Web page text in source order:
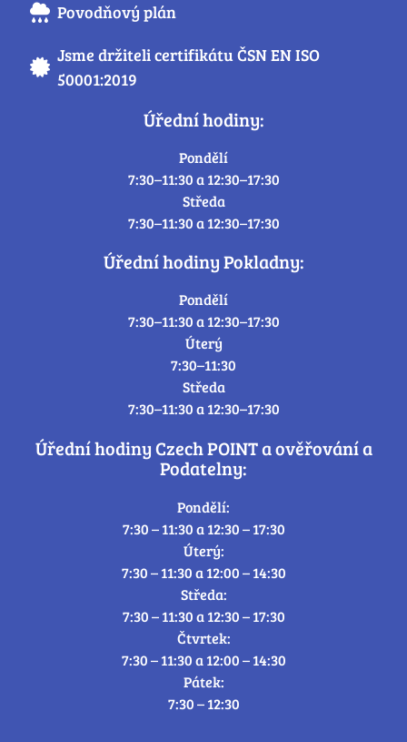
Povodňový plán
Jsme držiteli certifikátu ČSN EN ISO
50001:2019
Úřední hodiny:
Pondělí
7:30–11:30 a 12:30–17:30
Středa
7:30–11:30 a 12:30–17:30
Úřední hodiny Pokladny:
Pondělí
7:30–11:30 a 12:30–17:30
Úterý
7:30–11:30
Středa
7:30–11:30 a 12:30–17:30
Úřední hodiny Czech POINT a ověřování a
Podatelny:
Pondělí:
7:30 – 11:30 a 12:30 – 17:30
Úterý:
7:30 – 11:30 a 12:00 – 14:30
Středa:
7:30 – 11:30 a 12:30 – 17:30
Čtvrtek:
7:30 – 11:30 a 12:00 – 14:30
Pátek:
7:30 – 12:30